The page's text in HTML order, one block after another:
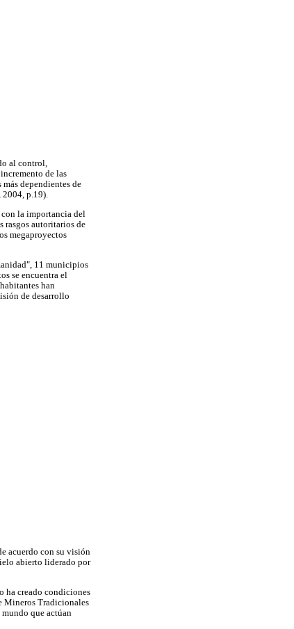
al control,
de las
dependientes de
2004, p.19).
con la importancia del
rasgos autoritarios de
megaproyectos
11 municipios
se encuentra el
han
de desarrollo
acuerdo con su visión
abierto liderado por
ha creado condiciones
Mineros Tradicionales
que actúan